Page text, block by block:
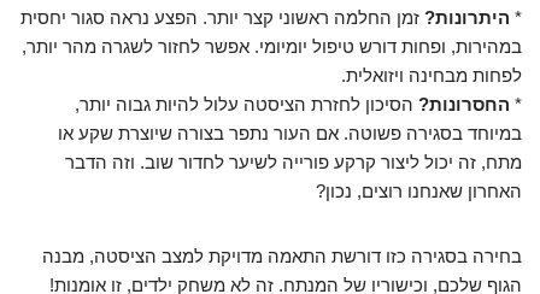
* היתרונות? זמן החלמה ראשוני קצר יותר. הפצע נראה סגור יחסית
במהירות, ופחות דורש טיפול יומיומי. אפשר לחזור לשגרה מהר יותר,
לפחות מבחינה ויזואלית.
* החסרונות? הסיכון לחזרת הציסטה עלול להיות גבוה יותר,
במיוחד בסגירה פשוטה. אם העור נתפר בצורה שיוצרת שקע או
מתח, זה יכול ליצור קרקע פורייה לשיער לחדור שוב. וזה הדבר
האחרון שאנחנו רוצים, נכון?
בחירה בסגירה כזו דורשת התאמה מדויקת למצב הציסטה, מבנה
הגוף שלכם, וכישוריו של המנתח. זה לא משחק ילדים, זו אומנות!